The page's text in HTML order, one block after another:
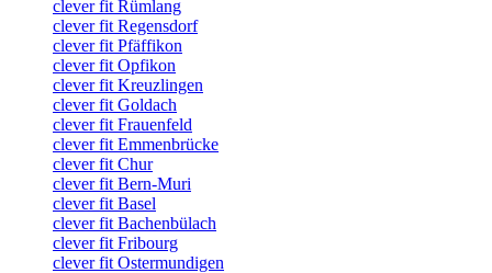
clever fit Rümlang
clever fit Regensdorf
clever fit Pfäffikon
clever fit Opfikon
clever fit Kreuzlingen
clever fit Goldach
clever fit Frauenfeld
clever fit Emmenbrücke
clever fit Chur
clever fit Bern-Muri
clever fit Basel
clever fit Bachenbülach
clever fit Fribourg
clever fit Ostermundigen